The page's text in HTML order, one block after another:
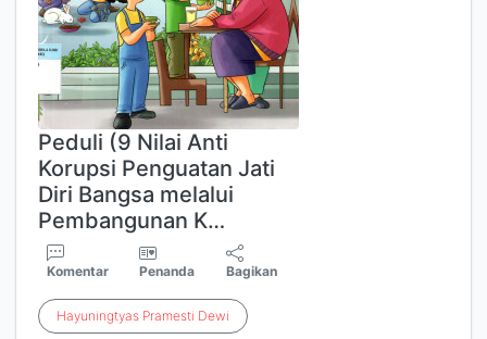
Peduli (9 Nilai Anti
Korupsi Penguatan Jati
Diri Bangsa melalui
Pembangunan K…
Komentar Penanda Bagikan
Hayuningtyas Pramesti Dewi